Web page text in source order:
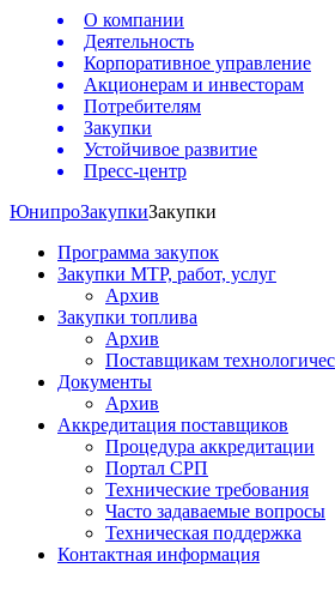
О компании
Деятельность
Корпоративное управление
Акционерам и инвесторам
Потребителям
Закупки
Устойчивое развитие
Пресс-центр
ЮнипроЗакупкиЗакупки
Программа закупок
Закупки МТР, работ, услуг
Архив
Закупки топлива
Архив
Поставщикам
Документы
Архив
Аккредитация поставщиков
Процедура аккредитации
Портал СРП
Технические требования
Часто задаваемые вопросы
Техническая поддержка
Контактная информация